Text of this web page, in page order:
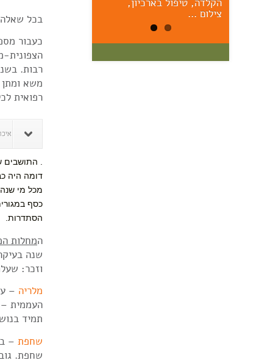
17/7, 11:00 אוצר: מרק יודל
צילום …
בכל שאלה
כעבור
משא
רפואית
.
מכל מי
הסתדרות.
המחלות
שנה
וזכר‮:
מלריה –
תמיד
שחפת
שחפת.